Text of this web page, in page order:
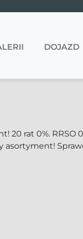
DOJAZD
20 rat 0%.
asortyment!